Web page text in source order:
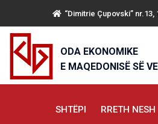
“Dimitrie Çupovski” nr.13,
ODA EKONOMIKE
E MAQEDONISË SË
SHTËPI RRETH NESH